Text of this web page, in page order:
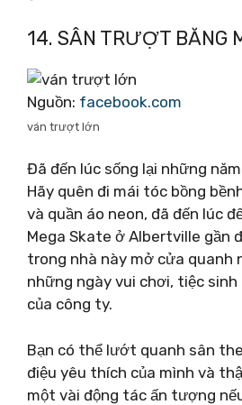
14. SÂN TRƯỢT BĂNG
Nguồn: facebook.com
ván trượt lớn
Đã đến lúc sống lại những
Hãy quên đi mái tóc bồng
và quần áo neon, đã đến lúc
Mega Skate ở Albertville gần
trong nhà này mở cửa quanh
những ngày vui chơi, tiệc
của công ty.
Bạn có thể lướt quanh sân
điệu yêu thích của mình và
một vài động tác ấn tượng